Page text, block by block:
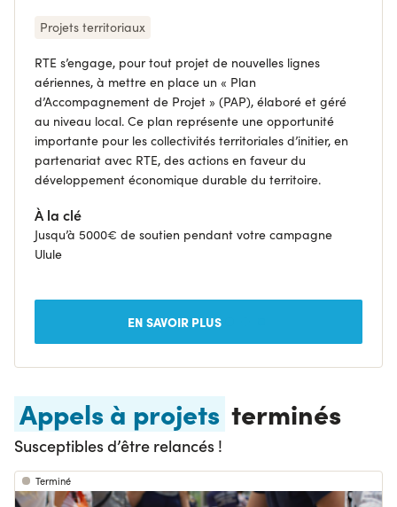
Projets territoriaux
RTE s’engage, pour tout projet de nouvelles lignes
aériennes, à mettre en place un « Plan
d’Accompagnement de Projet » (PAP), élaboré et géré
au niveau local. Ce plan représente une opportunité
importante pour les collectivités territoriales d’initier, en
partenariat avec RTE, des actions en faveur du
développement économique durable du territoire.
À la clé
Jusqu’à 5000€ de soutien pendant votre campagne
Ulule
EN SAVOIR PLUS
Appels à projets terminés
Susceptibles d’être relancés !
Terminé